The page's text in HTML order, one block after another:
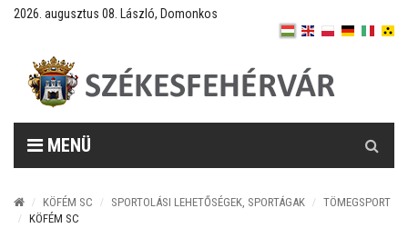
2026. augusztus 08. László, Domonkos
MENÜ
KÖFÉM SC SPORTOLÁSI LEHETŐSÉGEK, SPORTÁGAK
TÖMEGSPORT
KÖFÉM SC